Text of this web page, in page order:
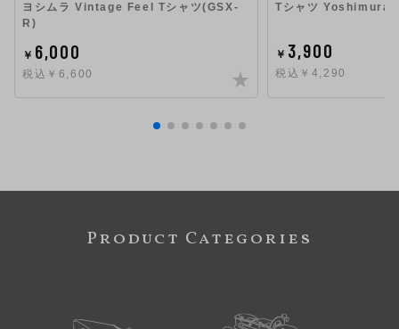
ヨシムラ Vintage Feel Tシャツ(GSX-
R)
￥ 6,000
税込￥6,600
Tシャツ Yoshimura
￥ 3,900
税込￥4,290
Product Categories